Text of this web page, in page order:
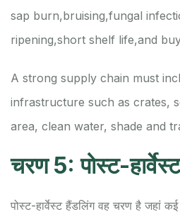
sap burn,bruising,fungal
ripening,short shelf life,and
A strong supply chain must
infrastructure such as crates,
area, clean water, shade and
चरण 5: पोस्ट-
पोस्ट-हार्वेस्ट हैंडलिंग वह चरण है जहां